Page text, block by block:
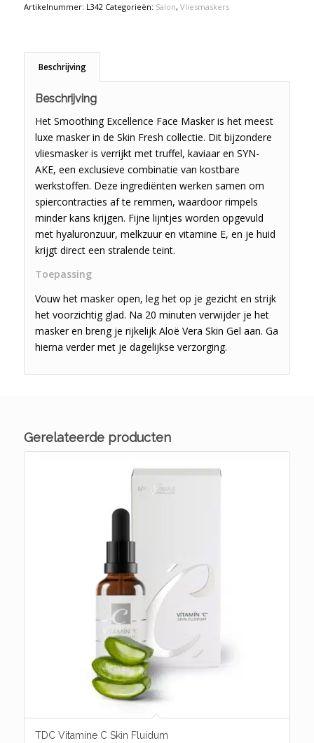
Artikelnummer: L342 Categorieën: Salon, Vliesmaskers
Beschrijving
Beschrijving
Het Smoothing Excellence Face Masker is het meest
luxe masker in de Skin Fresh collectie. Dit bijzondere
vliesmasker is verrijkt met truffel, kaviaar en SYN-
AKE, een exclusieve combinatie van kostbare
werkstoffen. Deze ingrediënten werken samen om
spiercontracties af te remmen, waardoor rimpels
minder kans krijgen. Fijne lijntjes worden opgevuld
met hyaluronzuur, melkzuur en vitamine E, en je huid
krijgt direct een stralende teint.
Toepassing
Vouw het masker open, leg het op je gezicht en strijk
het voorzichtig glad. Na 20 minuten verwijder je het
masker en breng je rijkelijk Aloë Vera Skin Gel aan. Ga
hierna verder met je dagelijkse verzorging.
Gerelateerde producten
TDC Vitamine C Skin Fluidum